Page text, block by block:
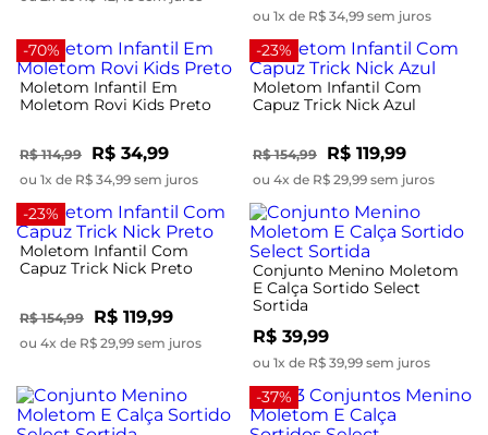
ou 1x de R$ 34,99 sem juros
-70%
Moletom Infantil Em
Moletom Rovi Kids Preto
R$ 114,99 R$ 34,99
ou 1x de R$ 34,99 sem juros
-23%
Moletom Infantil Com
Capuz Trick Nick Azul
R$ 154,99 R$ 119,99
ou 4x de R$ 29,99 sem juros
-23%
Moletom Infantil Com
Capuz Trick Nick Preto
R$ 154,99 R$ 119,99
ou 4x de R$ 29,99 sem juros
Conjunto Menino Moletom
E Calça Sortido Select
Sortida
R$ 39,99
ou 1x de R$ 39,99 sem juros
-37%